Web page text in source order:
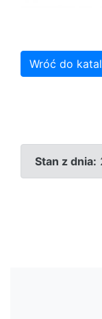
Wróć do
Stan z dnia: